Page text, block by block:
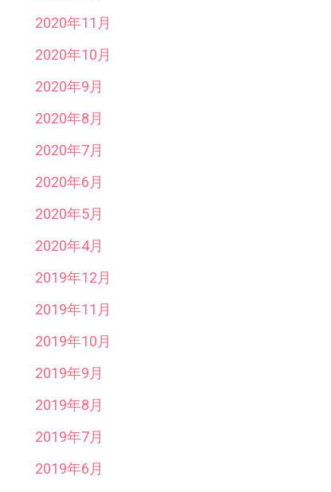
2020年11月
2020年10月
2020年9月
2020年8月
2020年7月
2020年6月
2020年5月
2020年4月
2019年12月
2019年11月
2019年10月
2019年9月
2019年8月
2019年7月
2019年6月